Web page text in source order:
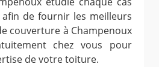
de fournir les meilleurs
couverture à Champenoux
chez vous pour
de votre toiture.